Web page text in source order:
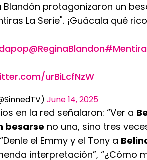
Blandón protagonizaron un
La Serie". ¡Guácala qué
@ReginaBlandon
urBiLcfNzW
June 14, 2025
en la red señalaron: “Ver a
besarse no una, sino tres
el Emmy y el Tony a
interpretación”, “¿Cómo